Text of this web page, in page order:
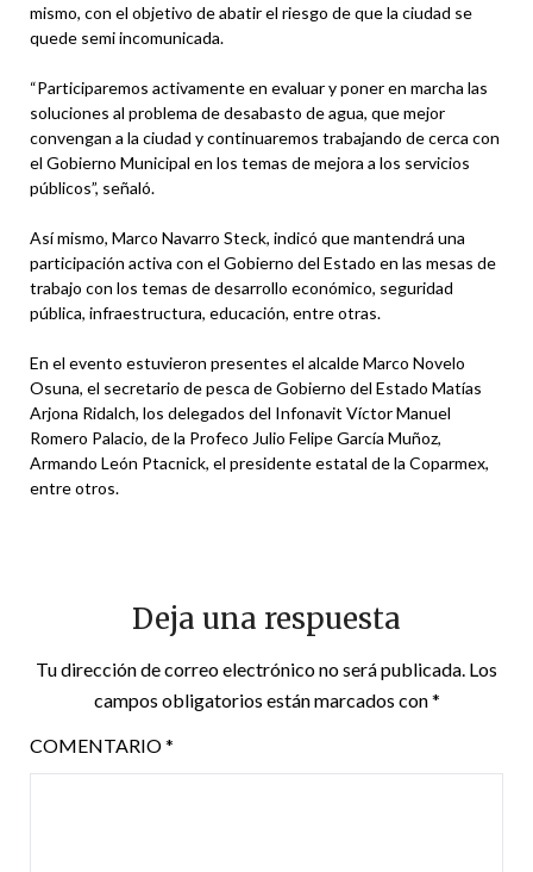
mismo, con el objetivo de abatir el riesgo de que la ciudad se
quede semi incomunicada.
“Participaremos activamente en evaluar y poner en marcha las
soluciones al problema de desabasto de agua, que mejor
convengan a la ciudad y continuaremos trabajando de cerca con
el Gobierno Municipal en los temas de mejora a los servicios
públicos”, señaló.
Así mismo, Marco Navarro Steck, indicó que mantendrá una
participación activa con el Gobierno del Estado en las mesas de
trabajo con los temas de desarrollo económico, seguridad
pública, infraestructura, educación, entre otras.
En el evento estuvieron presentes el alcalde Marco Novelo
Osuna, el secretario de pesca de Gobierno del Estado Matías
Arjona Ridalch, los delegados del Infonavit Víctor Manuel
Romero Palacio, de la Profeco Julio Felipe García Muñoz,
Armando León Ptacnick, el presidente estatal de la Coparmex,
entre otros.
Deja una respuesta
Tu dirección de correo electrónico no será publicada. Los
campos obligatorios están marcados con*
COMENTARIO*